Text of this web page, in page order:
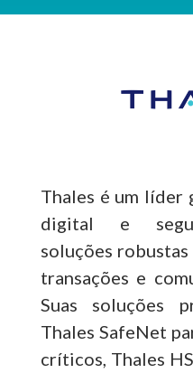
Thales é um líder
digital e
soluções
transações e
Suas soluções
Thales SafeNet
críticos, Thales